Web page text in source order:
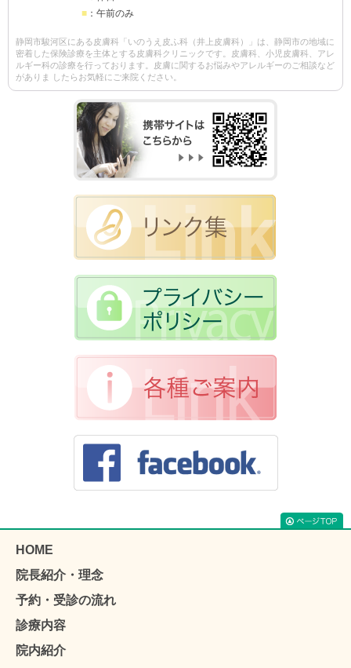
■ ：午前のみ
静岡市駿河区にある皮膚科「いのうえ皮ふ科（井上皮膚科）」は、静岡市の地域に
密着した保険診療を主体とする皮膚科クリニックです。皮膚科、小児皮膚科、アレ
ルギー科の診療を行っております。皮膚に関するお悩みやアレルギーのご相談など
がありま したらお気軽にご来院ください。
HOME
院長紹介・理念
予約・受診の流れ
診療内容
院内紹介